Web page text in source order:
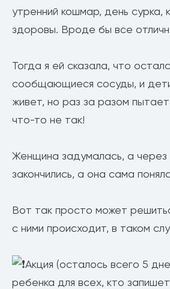
утренний кошмар, день сурка,
здоровы. Вроде бы все
Тогда я ей сказала, что
сообщающиеся сосуды, и
живет, но раз за разом
что-то не так!
Женщина задумалась, а
закончились, а она сама
Вот так просто может
с ними происходит, в таком
Акция (осталось всего 5
ребенка для всех, кто